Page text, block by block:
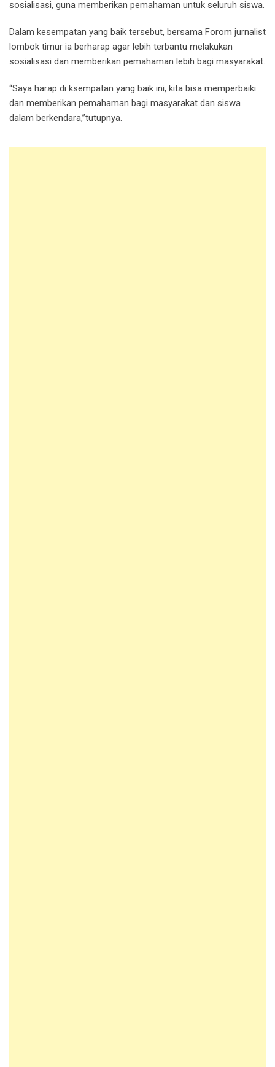
sosialisasi, guna memberikan pemahaman untuk seluruh siswa.
Dalam kesempatan yang baik tersebut, bersama Forom jurnalist
lombok timur ia berharap agar lebih terbantu melakukan
sosialisasi dan memberikan pemahaman lebih bagi masyarakat.
“Saya harap di ksempatan yang baik ini, kita bisa memperbaiki
dan memberikan pemahaman bagi masyarakat dan siswa
dalam berkendara,”tutupnya.